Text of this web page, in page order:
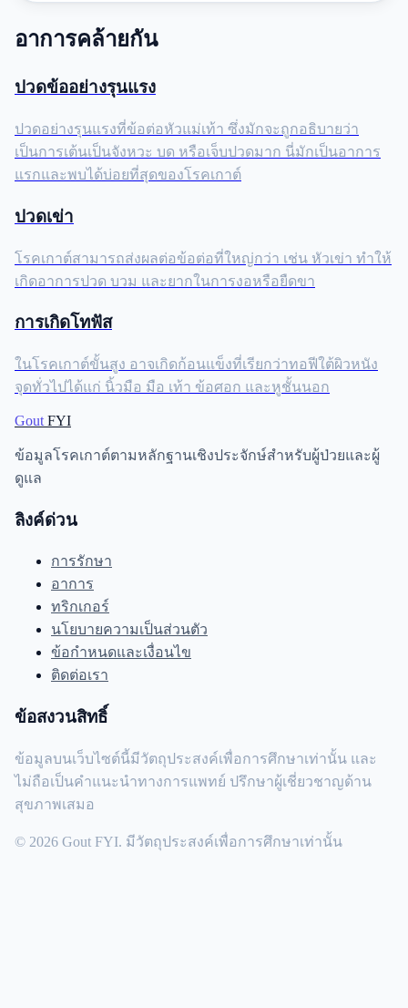
อาการคล้ายกัน
ปวดข้ออย่างรุนแรง
ปวดอย่างรุนแรงที่ข้อต่อหัวแม่เท้า ซึ่งมักจะถูกอธิบายว่า
เป็นการเต้นเป็นจังหวะ บด หรือเจ็บปวดมาก นี่มักเป็นอาการ
แรกและพบได้บ่อยที่สุดของโรคเกาต์
ปวดเข่า
โรคเกาต์สามารถส่งผลต่อข้อต่อที่ใหญ่กว่า เช่น หัวเข่า ทำให้
เกิดอาการปวด บวม และยากในการงอหรือยืดขา
การเกิดโทฟัส
ในโรคเกาต์ขั้นสูง อาจเกิดก้อนแข็งที่เรียกว่าทอฟีใต้ผิวหนัง
จุดทั่วไปได้แก่ นิ้วมือ มือ เท้า ข้อศอก และหูชั้นนอก
Gout FYI
ข้อมูลโรคเกาต์ตามหลักฐานเชิงประจักษ์สำหรับผู้ป่วยและผู้
ดูแล
ลิงค์ด่วน
การรักษา
อาการ
ทริกเกอร์
นโยบายความเป็นส่วนตัว
ข้อกำหนดและเงื่อนไข
ติดต่อเรา
ข้อสงวนสิทธิ์
ข้อมูลบนเว็บไซต์นี้มีวัตถุประสงค์เพื่อการศึกษาเท่านั้น และ
ไม่ถือเป็นคำแนะนำทางการแพทย์ ปรึกษาผู้เชี่ยวชาญด้าน
สุขภาพเสมอ
© 2026 Gout FYI. มีวัตถุประสงค์เพื่อการศึกษาเท่านั้น